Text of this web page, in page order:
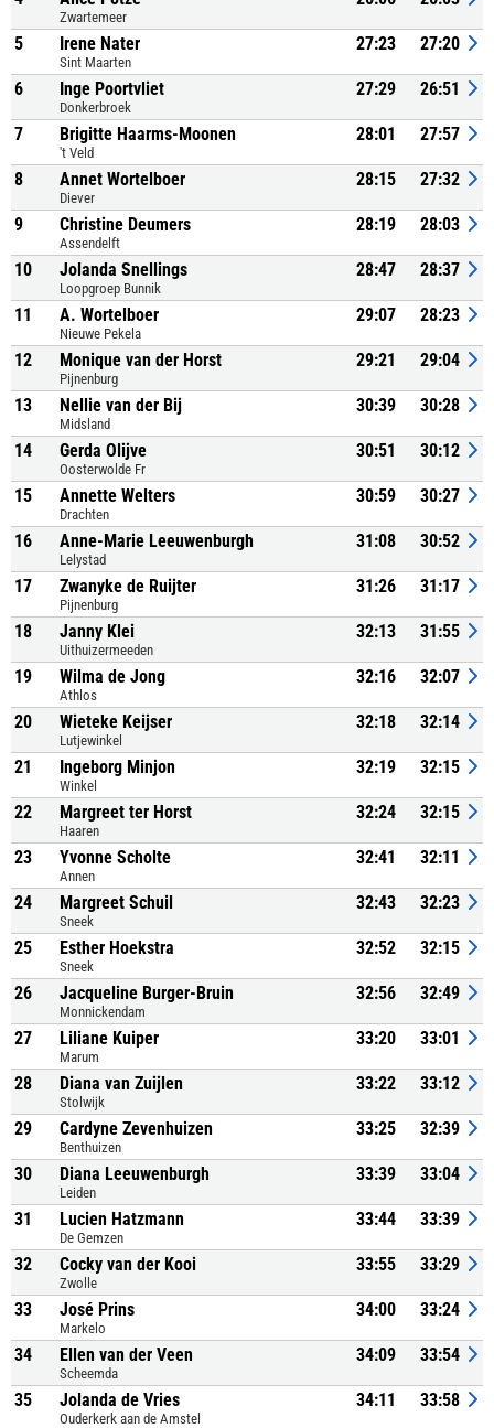
Zwartemeer
5 Irene Nater
Sint Maarten
27:23 27:20
6 Inge Poortvliet
Donkerbroek
27:29 26:51
7 Brigitte Haarms-Moonen
't Veld
28:01 27:57
8 Annet Wortelboer
Diever
28:15 27:32
9 Christine Deumers
Assendelft
28:19 28:03
10 Jolanda Snellings
Loopgroep Bunnik
28:47 28:37
11 A. Wortelboer
Nieuwe Pekela
29:07 28:23
12 Monique van der Horst
Pijnenburg
29:21 29:04
13 Nellie van der Bij
Midsland
30:39 30:28
14 Gerda Olijve
Oosterwolde Fr
30:51 30:12
15 Annette Welters
Drachten
30:59 30:27
16 Anne-Marie Leeuwenburgh
Lelystad
31:08 30:52
17 Zwanyke de Ruijter
Pijnenburg
31:26 31:17
18 Janny Klei
Uithuizermeeden
32:13 31:55
19 Wilma de Jong
Athlos
32:16 32:07
20 Wieteke Keijser
Lutjewinkel
32:18 32:14
21 Ingeborg Minjon
Winkel
32:19 32:15
22 Margreet ter Horst
Haaren
32:24 32:15
23 Yvonne Scholte
Annen
32:41 32:11
24 Margreet Schuil
Sneek
32:43 32:23
25 Esther Hoekstra
Sneek
32:52 32:15
26 Jacqueline Burger-Bruin
Monnickendam
32:56 32:49
27 Liliane Kuiper
Marum
33:20 33:01
28 Diana van Zuijlen
Stolwijk
33:22 33:12
29 Cardyne Zevenhuizen
Benthuizen
33:25 32:39
30 Diana Leeuwenburgh
Leiden
33:39 33:04
31 Lucien Hatzmann
De Gemzen
33:44 33:39
32 Cocky van der Kooi
Zwolle
33:55 33:29
33 José Prins
Markelo
34:00 33:24
34 Ellen van der Veen
Scheemda
34:09 33:54
35 Jolanda de Vries
Ouderkerk aan de Amstel
34:11 33:58